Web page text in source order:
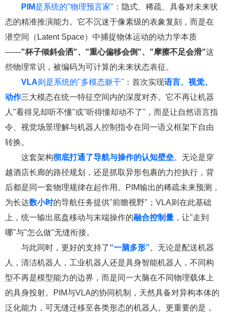
PIM是系统的"物理预言家" ：隐式、稀疏、具备对未来状
态的精准推演能力。它不沉迷于像素级的表象复刻，而是在
潜空间（Latent Space）中捕捉物体运动的动力学本质
——"杯子倾斜会洒"、"重心偏移会倒"、"摩擦不足会滑"这
些物理常识，被编码为可计算的未来状态表征。
VLA则是系统的"多模态躯干" ：首次实现语言、视觉、
动作三大模态在统一特征空间内的深度对齐。它不再让机器
人"看得见却听不懂"或"听得懂却动不了"，而是让自然语言指
令、视觉场景理解与机器人控制指令在同一语义框架下自由
转换。
这套架构彻底打通了导航与操作的认知壁垒。无论是穿
越酒店长廊的路径规划，还是抓取异形包裹的力控执行，背
后都是同一套物理规律在起作用。PIM输出的稀疏未来预测，
为长达数小时的导航任务提供"前瞻视野"；VLA则在此基础
上，统一输出底盘移动与末端操作的融合控制量 ，让"走到
哪"与"怎么做"无缝衔接。
与此同时，更好的支持了“一脑多形”。无论是配送机器
人，清洁机器人，工业机器人还是具身智能机器人，不同构
型不再是模型能力的边界，而是同一大脑在不同物理载体上
的具身投射。PIM与VLA的协同机制，天然具备对异构本体的
泛化能力，可无缝迁移至各类形态的机器人。更重要的是，